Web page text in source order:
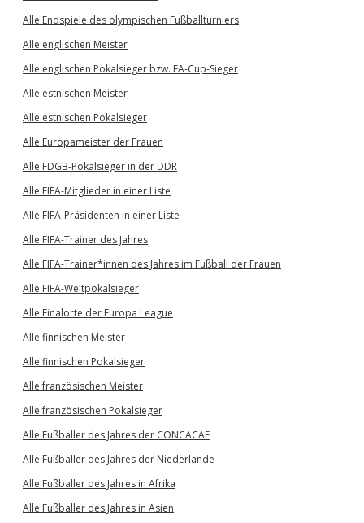
Alle Endspiele des olympischen Fußballturniers
Alle englischen Meister
Alle englischen Pokalsieger bzw. FA-Cup-Sieger
Alle estnischen Meister
Alle estnischen Pokalsieger
Alle Europameister der Frauen
Alle FDGB-Pokalsieger in der DDR
Alle FIFA-Mitglieder in einer Liste
Alle FIFA-Präsidenten in einer Liste
Alle FIFA-Trainer des Jahres
Alle FIFA-Trainer*innen des Jahres im Fußball der Frauen
Alle FIFA-Weltpokalsieger
Alle Finalorte der Europa League
Alle finnischen Meister
Alle finnischen Pokalsieger
Alle französischen Meister
Alle französischen Pokalsieger
Alle Fußballer des Jahres der CONCACAF
Alle Fußballer des Jahres der Niederlande
Alle Fußballer des Jahres in Afrika
Alle Fußballer des Jahres in Asien